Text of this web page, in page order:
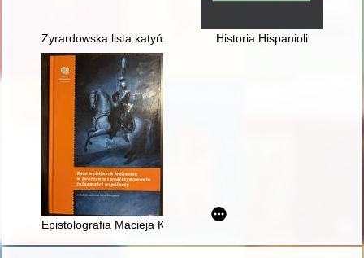
Żyrardowska lista katyńska : słownik biograficzny ofiar
Historia Hispanioli
Epistolografia Macieja Konopackiego jako źródło do badań